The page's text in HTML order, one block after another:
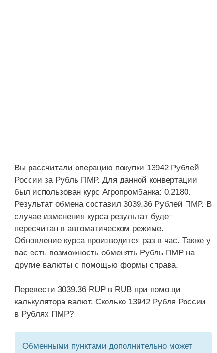
Вы рассчитали операцию покупки 13942 Рублей
России за Рубль ПМР. Для данной конвертации
был использован курс Агропромбанка: 0.2180.
Результат обмена составил 3039.36 Рублей ПМР. В
случае изменения курса результат будет
пересчитан в автоматическом режиме.
Обновление курса производится раз в час. Также у
вас есть возможность обменять Рубль ПМР на
другие валюты с помощью формы справа.
Перевести 3039.36 RUP в RUB при помощи
калькулятора валют. Сколько 13942 Рубля России
в Рублях ПМР?
Обменными пунктами дополнительно может